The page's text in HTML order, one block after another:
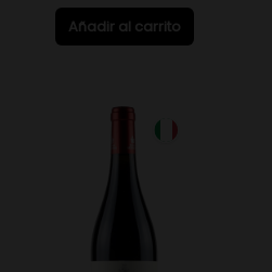
Añadir al carrito